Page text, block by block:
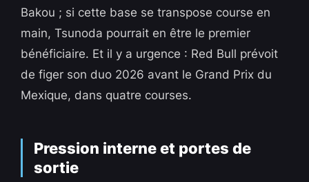
Bakou ; si cette base se transpose course en
main, Tsunoda pourrait en être le premier
bénéficiaire. Et il y a urgence : Red Bull prévoit
de figer son duo 2026 avant le Grand Prix du
Mexique, dans quatre courses.
Pression interne et portes de
sortie